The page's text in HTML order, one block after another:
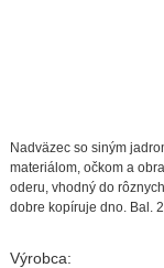
Nadväzec so siným
materiálom, očkom a
oderu, vhodný do
dobre kopíruje dno. Bal. 2
Výrobca: